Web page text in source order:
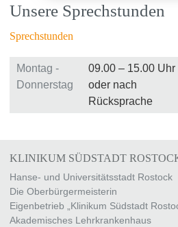
Unsere Sprechstunden
Sprechstunden
Montag -
Donnerstag
09.00 – 15.00 Uhr
oder nach
Rücksprache
KLINIKUM SÜDSTADT
Hanse- und Universitätsstadt Rostock
Die Oberbürgermeisterin
Eigenbetrieb „Klinikum Südstadt
Akademisches Lehrkrankenhaus